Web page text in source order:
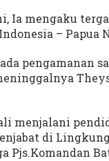
Ia mengaku
–
pengamanan
menjalani
di
Pjs.Komandan